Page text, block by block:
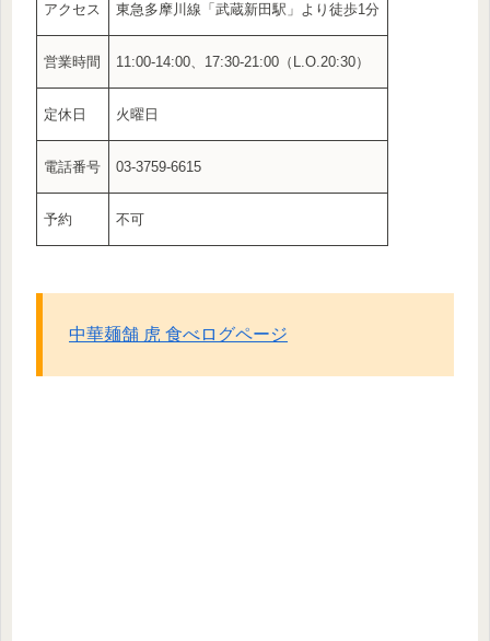
アクセス 東急多摩川線「武蔵新田駅」より徒歩1分
営業時間 11:00-14:00、17:30-21:00（L.O.20:30）
定休日 火曜日
電話番号 03-3759-6615
予約 不可
中華麺舗 虎 食べログページ